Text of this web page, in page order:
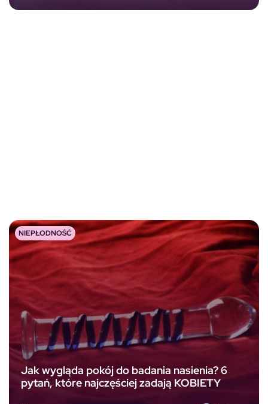
Jak wygląda pokój do badania nasienia? 6
pytań, które najczęściej zadają KOBIETY
NIEPŁODNOŚĆ